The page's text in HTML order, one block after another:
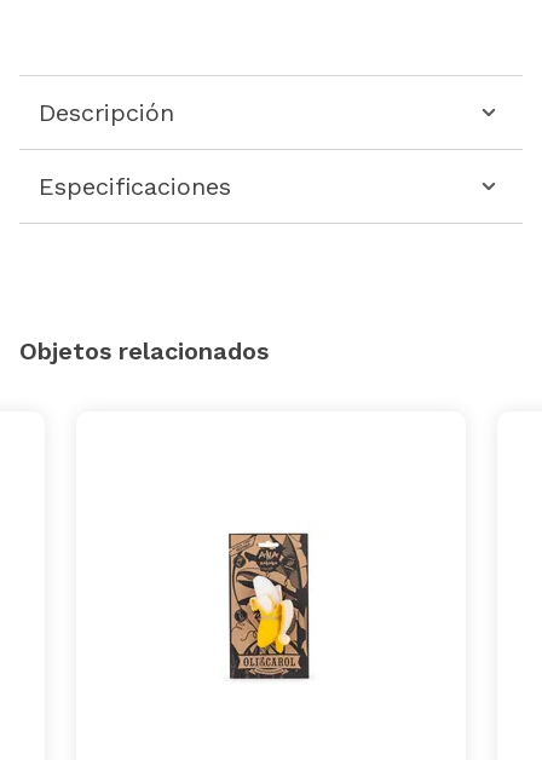
Descripción
Especificaciones
Objetos relacionados